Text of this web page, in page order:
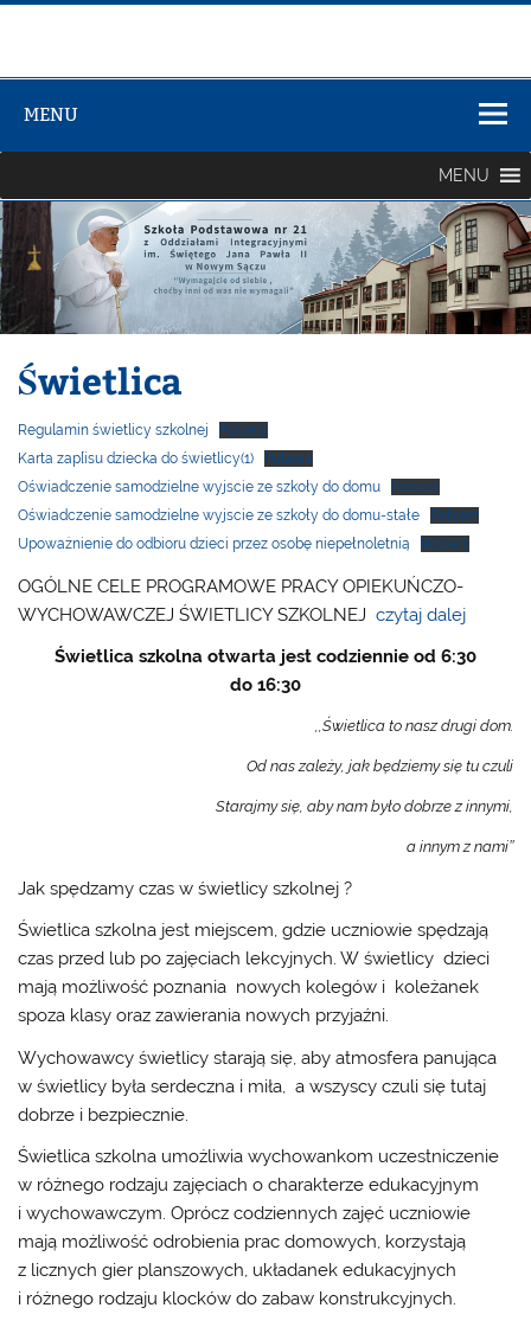
Szkolno-
Przedszkolny
nr 3
MENU
MENU
Świetlica
Regulamin świetlicy szkolnej
Pobierz
Karta zap[isu dziecka do świetlicy(1)
Pobierz
Oświadczenie samodzielne wyjscie ze szkoły do domu
Pobierz
Oświadczenie samodzielne wyjscie ze szkoły do domu-stałe
Pobierz
Upoważnienie do odbioru dzieci przez osobę niepełnoletnią
Pobierz
OGÓLNE CELE PROGRAMOWE PRACY OPIEKUŃCZO-
WYCHOWAWCZEJ ŚWIETLICY SZKOLNEJczytaj dalej
Świetlica szkolna otwarta jest codziennie od 6:30
do 16:30
,,Świetlica to nasz drugi dom.
Od nas zależy, jak będziemy się tu czuli
Starajmy się, aby nam było dobrze z innymi,
a innym z nami’’
Jak spędzamy czas w świetlicy szkolnej ?
Świetlica szkolna jest miejscem, gdzie uczniowie spędzają
czas przed lub po zajęciach lekcyjnych. W świetlicy dzieci
mają możliwość poznania nowych kolegów i koleżanek
spoza klasy oraz zawierania nowych przyjaźni.
Wychowawcy świetlicy starają się, aby atmosfera panująca
w świetlicy była serdeczna i miła, a wszyscy czuli się tutaj
dobrze i bezpiecznie.
Świetlica szkolna umożliwia wychowankom uczestniczenie
w różnego rodzaju zajęciach o charakterze edukacyjnym
i wychowawczym. Oprócz codziennych zajęć uczniowie
mają możliwość odrobienia prac domowych, korzystają
z licznych gier planszowych, układanek edukacyjnych
i różnego rodzaju klocków do zabaw konstrukcyjnych.